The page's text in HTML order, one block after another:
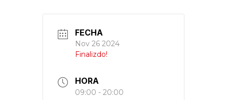
FECHA
Nov 26 2024
Finalizdo!
HORA
09:00 - 20:00